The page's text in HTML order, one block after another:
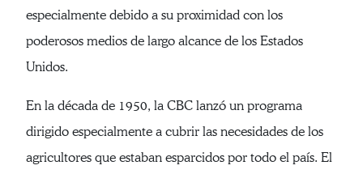
especialmente debido a su proximidad con los
poderosos medios de largo alcance de los Estados
Unidos.
En la década de 1950, la CBC lanzó un programa
dirigido especialmente a cubrir las necesidades de los
agricultores que estaban esparcidos por todo el país. El